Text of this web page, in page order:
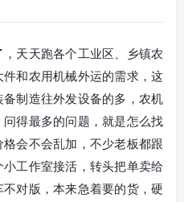
天天跑各个工业区、乡镇农
和农用机械外运的需求，这
制造往外发设备的多，农机
得最多的问题，就是怎么找
会不会乱加，不少老板都跟
工作室接活，转头把单卖给
对版，本来急着要的货，硬